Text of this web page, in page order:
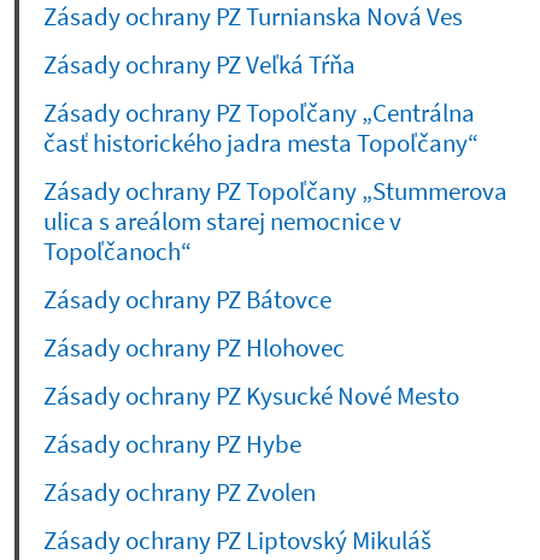
Zásady ochrany PZ Turnianska Nová Ves
Zásady ochrany PZ Veľká Tŕňa
Zásady ochrany PZ Topoľčany „Centrálna
časť historického jadra mesta Topoľčany“
Zásady ochrany PZ Topoľčany „Stummerova
ulica s areálom starej nemocnice v
Topoľčanoch“
Zásady ochrany PZ Bátovce
Zásady ochrany PZ Hlohovec
Zásady ochrany PZ Kysucké Nové Mesto
Zásady ochrany PZ Hybe
Zásady ochrany PZ Zvolen
Zásady ochrany PZ Liptovský Mikuláš